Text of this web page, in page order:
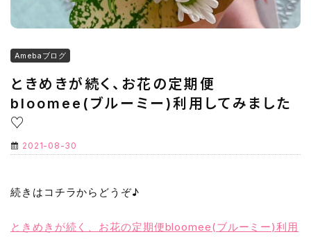
Amebaブログ
ときめきが続く、お花の定期便
bloomee(ブルーミー)利用してみました
♡
2021-08-30
続きはコチラからどうぞ♪
ときめきが続く、お花の定期便bloomee(ブルーミー)利用